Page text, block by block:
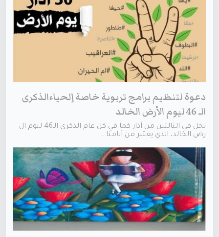
دعوة لتنظيم برامج تربوية خاصة إلحياءالذكرى
الـ 46 ليوم الأرض الخالد
تحل في الثالثين من آذار كما في كل عام الذكرى الـ46 ليوم ال
رض الخالد، الذي يعتبر من أيامنا...